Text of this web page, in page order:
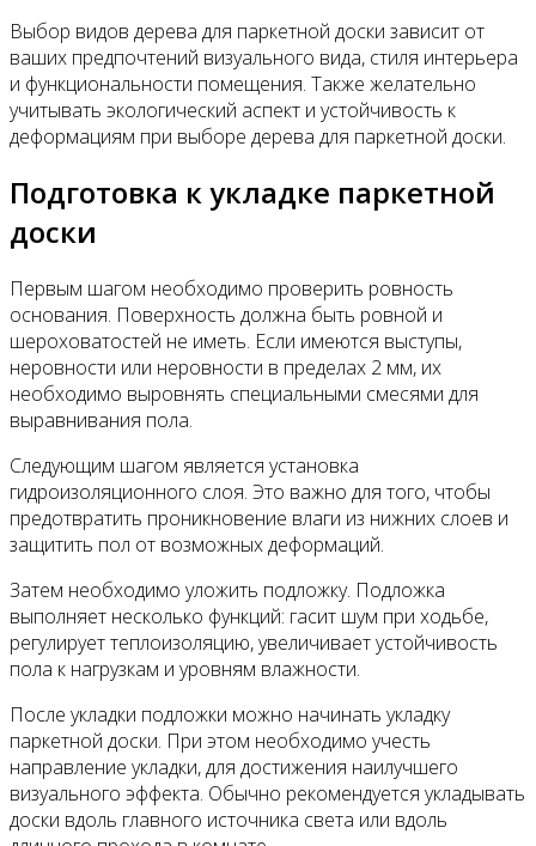
Выбор видов дерева для паркетной доски зависит от
ваших предпочтений визуального вида, стиля интерьера
и функциональности помещения. Также желательно
учитывать экологический аспект и устойчивость к
деформациям при выборе дерева для паркетной доски.
Подготовка к укладке паркетной
доски
Первым шагом необходимо проверить ровность
основания. Поверхность должна быть ровной и
шероховатостей не иметь. Если имеются выступы,
неровности или неровности в пределах 2 мм, их
необходимо выровнять специальными смесями для
выравнивания пола.
Следующим шагом является установка
гидроизоляционного слоя. Это важно для того, чтобы
предотвратить проникновение влаги из нижних слоев и
защитить пол от возможных деформаций.
Затем необходимо уложить подложку. Подложка
выполняет несколько функций: гасит шум при ходьбе,
регулирует теплоизоляцию, увеличивает устойчивость
пола к нагрузкам и уровням влажности.
После укладки подложки можно начинать укладку
паркетной доски. При этом необходимо учесть
направление укладки, для достижения наилучшего
визуального эффекта. Обычно рекомендуется укладывать
доски вдоль главного источника света или вдоль